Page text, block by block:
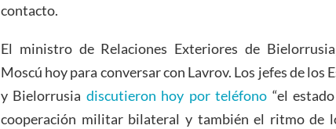
contacto.
El ministro de Relaciones Exteriores de
Moscú hoy para conversar con Lavrov. Los jefes de los
y Bielorrusia discutieron hoy por teléfono “el
cooperación militar bilateral y también el ritmo de